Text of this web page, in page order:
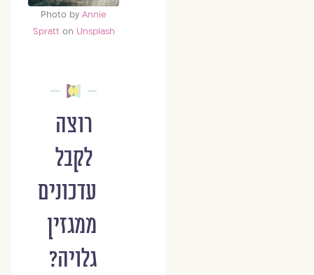
Photo byAnnie
SprattonUnsplash
רוצה
לקבל
עדכונים
ממגזין
גלויה?